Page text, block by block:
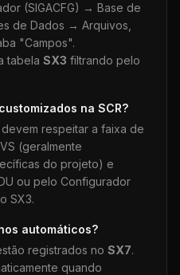
(SIGACFG) → Base de
de Dados → Arquivos,
"Campos".
tabela SX3 filtrando pelo
na SCR?
respeitar a faixa de
(geralmente
do projeto) e
ou pelo Configurador
SX3.
automáticos?
registrados no SX7.
quando